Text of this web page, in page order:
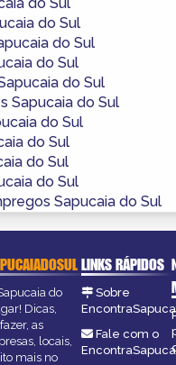
do Sul
do Sul
do Sul
do Sul
Sapucaia do Sul
do Sul
do Sul
do Sul
do Sul
Sapucaia do Sul
do
Dicas,
as
locais,
mais no
LINKS RÁPIDOS
Sobre
Fale com o